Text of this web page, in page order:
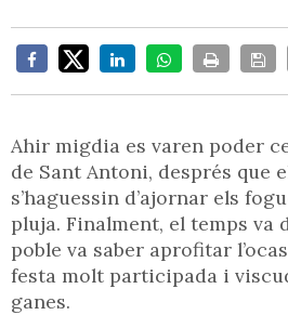
Ahir migdia es varen poder
de Sant Antoni, després que
s’haguessin d’ajornar els
pluja. Finalment, el temps va
poble va saber aprofitar
festa molt participada i
ganes.